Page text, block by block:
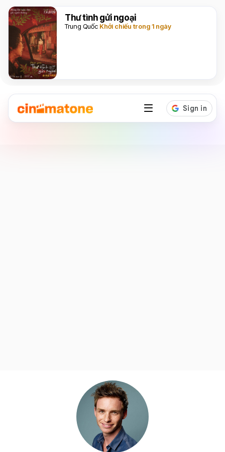
Thư tình gửi ngoại
Trung Quốc Khởi chiếu trong 1 ngày